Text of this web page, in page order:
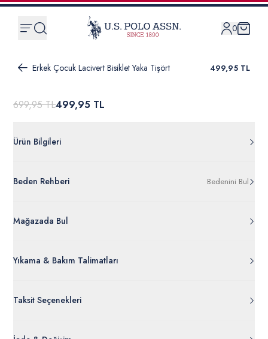
0
Erkek Çocuk Lacivert Bisiklet Yaka Tişört 499,95 TL
699,95 TL499,95 TL
Ürün Bilgileri
%100 Pamuk
Ürün Bilgileri Ayrıntılarını Görüntüle
Beden Rehberi Bedenini Bul
Mağazada Bul
Yıkama & Bakım Talimatları
Taksit Seçenekleri